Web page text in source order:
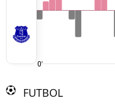
0'
FUTBOL